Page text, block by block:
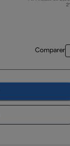
Comparer